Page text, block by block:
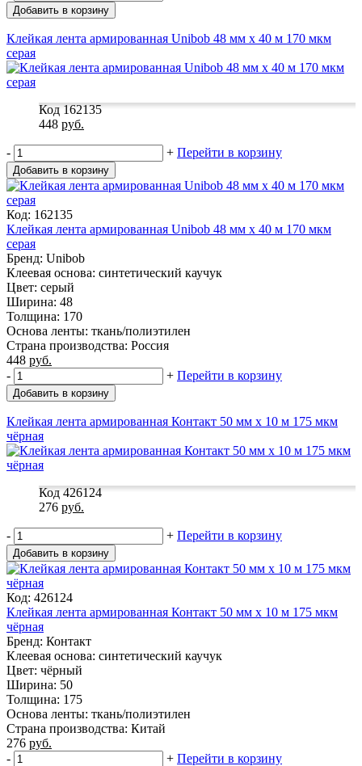
Добавить в корзину
Клейкая лента армированная Unibob 48 мм х 40 м 170 мкм
серая
Код 162135
448 руб.
- + Перейти в корзину
Добавить в корзину
Код: 162135
Клейкая лента армированная Unibob 48 мм х 40 м 170 мкм
серая
Бренд: Unibob
Клеевая основа: синтетический каучук
Цвет: серый
Ширина: 48
Толщина: 170
Основа ленты: ткань/полиэтилен
Страна производства: Россия
448 руб.
-
+ Перейти в корзину
Добавить в корзину
Клейкая лента армированная Контакт 50 мм x 10 м 175 мкм
чёрная
Код 426124
276 руб.
- + Перейти в корзину
Добавить в корзину
Код: 426124
Клейкая лента армированная Контакт 50 мм x 10 м 175 мкм
чёрная
Бренд: Контакт
Клеевая основа: синтетический каучук
Цвет: чёрный
Ширина: 50
Толщина: 175
Основа ленты: ткань/полиэтилен
Страна производства: Китай
276 руб.
-
+ Перейти в корзину